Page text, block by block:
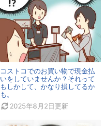
コストコでのお買い物で現金払
いをしていませんか？それって
もしかして、かなり損してるか
も。
2025年8月2日更新